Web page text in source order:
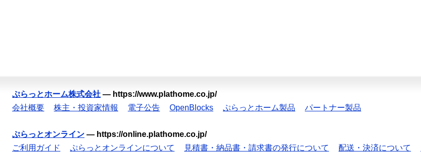
ぷらっとホーム株式会社 — https://www.plathome.co.jp/
会社概要
株主・投資家情報 電子公告 OpenBlocks ぷらっとホーム製品 パートナー製品
ぷらっとオンライン — https://online.plathome.co.jp/
ご利用ガイド
ぷらっとオンラインについて 見積書・納品書・請求書の発行について 配送・決済について